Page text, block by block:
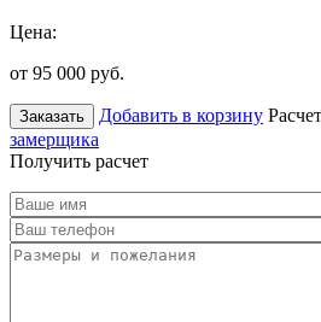
Цена:
от 95 000 руб.
Заказать Добавить в корзину
замерщика
Получить расчет